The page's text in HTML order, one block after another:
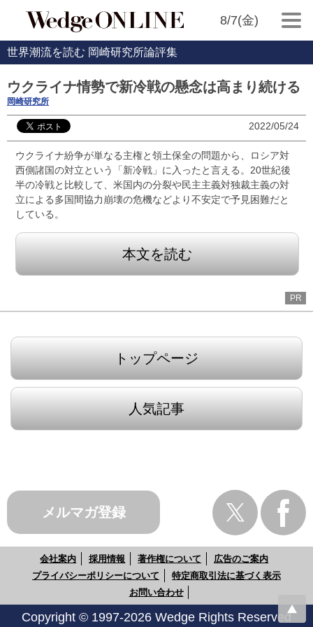
8/7(金)
世界潮流を読む 岡崎研究所論評集
ウクライナ情勢で新冷戦の懸念は高まり続ける
岡崎研究所
2022/05/24
ウクライナ紛争が単なる主権と領土保全の問題から、ロシア対
西側諸国の対立という「新冷戦」に入ったと言える。20世紀後
半の冷戦と比較して、米国内の分裂や民主主義対独裁主義の対
立による多国間協力崩壊の危機などより不安定で予見困難だと
している。
本文を読む
PR
トップページ
人気記事
メルマガ登録
会社案内 採用情報 著作権について
広告のご案内
プライバシーポリシーについて
特定商取引法に基づく表示
お問い合わせ
Copyright © 1997-2026 Wedge Rights Reserved